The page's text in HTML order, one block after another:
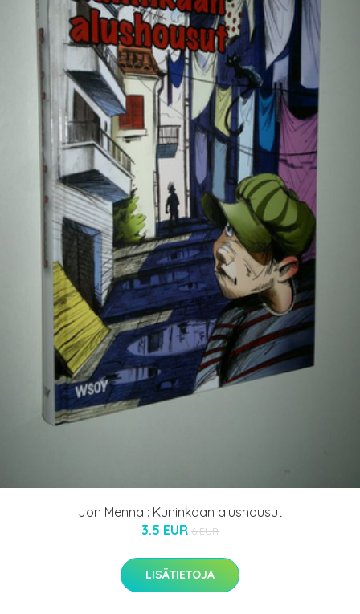
Jon Menna : Kuninkaan alushousut
3.5 EUR 6 EUR
LISÄTIETOJA